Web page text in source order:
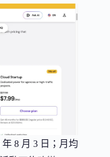
8 月 3 日；月均